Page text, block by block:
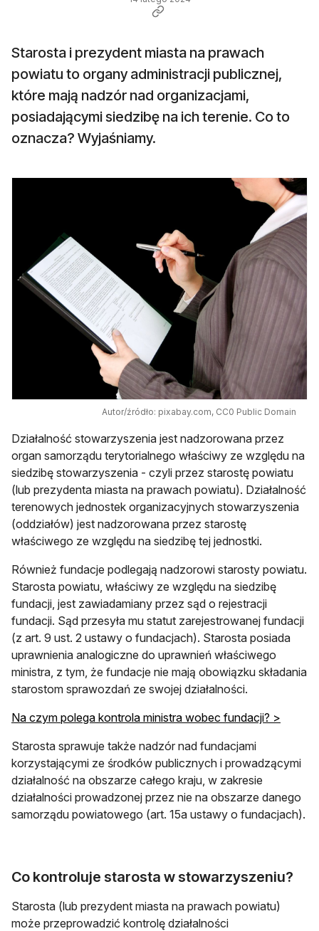
Starosta i prezydent miasta na prawach
powiatu to organy administracji publicznej,
które mają nadzór nad organizacjami,
posiadającymi siedzibę na ich terenie. Co to
oznacza? Wyjaśniamy.
Autor/źródło: pixabay.com, CC0 Public Domain
Działalność stowarzyszenia jest nadzorowana przez
organ samorządu terytorialnego właściwy ze względu na
siedzibę stowarzyszenia - czyli przez starostę powiatu
(lub prezydenta miasta na prawach powiatu). Działalność
terenowych jednostek organizacyjnych stowarzyszenia
(oddziałów) jest nadzorowana przez starostę
właściwego ze względu na siedzibę tej jednostki.
Również fundacje podlegają nadzorowi starosty powiatu.
Starosta powiatu, właściwy ze względu na siedzibę
fundacji, jest zawiadamiany przez sąd o rejestracji
fundacji. Sąd przesyła mu statut zarejestrowanej fundacji
(z art. 9 ust. 2 ustawy o fundacjach). Starosta posiada
uprawnienia analogiczne do uprawnień właściwego
ministra, z tym, że fundacje nie mają obowiązku składania
starostom sprawozdań ze swojej działalności.
Na czym polega kontrola ministra wobec fundacji? >
Starosta sprawuje także nadzór nad fundacjami
korzystającymi ze środków publicznych i prowadzącymi
działalność na obszarze całego kraju, w zakresie
działalności prowadzonej przez nie na obszarze danego
samorządu powiatowego (art. 15a ustawy o fundacjach).
Co kontroluje starosta w stowarzyszeniu?
Starosta (lub prezydent miasta na prawach powiatu)
może przeprowadzić kontrolę działalności